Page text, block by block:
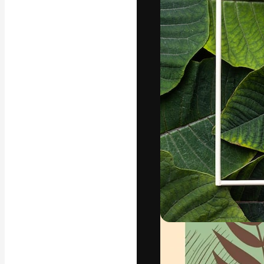
La plataforma
trabajo. Más
entre
estudios.
Español
Copyright ©